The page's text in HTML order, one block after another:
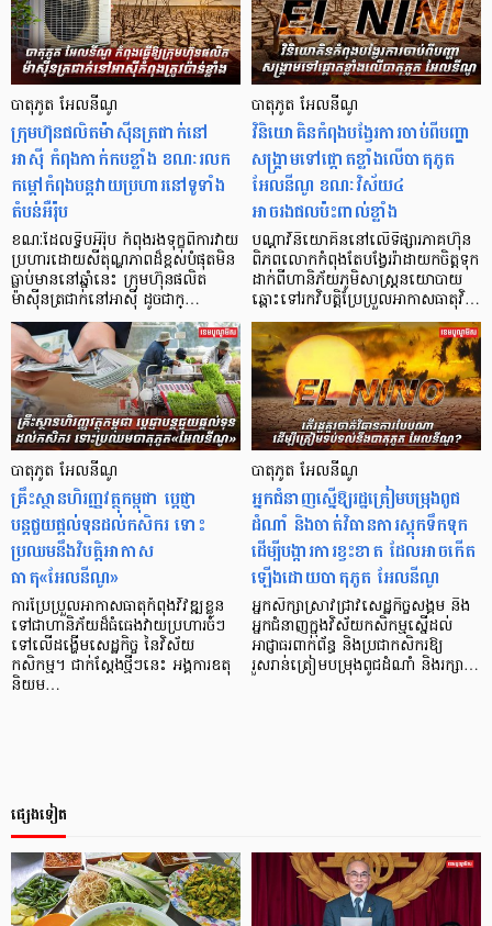
បាតុភូត អែលនីណូ
ក្រុមហ៊ុនផលិតម៉ាស៊ីនត្រជាក់នៅ
អាស៊ី កំពុងកាក់កបខ្លាំង ខណៈរលក
កម្ដៅកំពុងបន្ដវាយប្រហារនៅទូទាំង
តំបន់អឺរ៉ុប
ខណៈដែលទ្វីបអឺរ៉ុប កំពុងរងទុក្ខពីការវាយ
ប្រហារដោយសីតុណ្ហភាពដ៏ខ្ពស់បំផុតមិន
ធ្លាប់មាននៅឆ្នាំនេះ ក្រុមហ៊ុនផលិត
ម៉ាស៊ីនត្រជាក់នៅអាស៊ី ដូចជាក្…
បាតុភូត អែលនីណូ
វិនិយោគិនកំពុងបង្វែរការចាប់ពីបញ្ហា
សង្គ្រាមទៅផ្តោតខ្លាំងលើបាតុភូត
អែលនីណូ ខណៈវិស័យ៤
អាចរងផលប៉ះពាល់ខ្លាំង
បណ្ដាវិនិយោគិននៅលើទីផ្សារភាគហ៊ុន
ពិភពលោកកំពុងតែបង្វែររ៉ាដាយកចិត្តទុក
ដាក់ពីហានិភ័យភូមិសាស្ត្រនយោបាយ
ឆ្ពោះទៅរកវិបត្តិប្រែប្រួលអាកាសធាតុវិ…
បាតុភូត អែលនីណូ
គ្រឹះស្ថានហិរញ្ញវត្ថុកម្ពុជា ប្តេជ្ញា
បន្តជួយផ្តល់ទុនដល់កសិករ ទោះ
ប្រឈមនឹងវិបត្តិអាកាស
ធាតុ«អែលនីណូ»
ការប្រែប្រួលអាកាសធាតុកំពុងវិវឌ្ឍខ្លួន
ទៅជាហានិភ័យដ៏ធំធេងវាយប្រហារចំៗ
ទៅលើដង្ហើមសេដ្ឋកិច្ច នៃវិស័យ
កសិកម្ម។ ជាក់ស្តែងថ្មីៗនេះ អង្គការឧតុ
និយម…
បាតុភូត អែលនីណូ
អ្នកជំនាញស្នើឱ្យរដ្ឋត្រៀមបម្រុងពូជ
ដំណាំ និងចាត់វិធានការស្តុកទឹកទុក
ដើម្បីបង្ការការខ្វះខាត ដែលអាចកើត
ឡើងដោយបាតុភូត អែលនីណូ
អ្នកសិក្សាស្រាវជ្រាវសេដ្ឋកិច្ចសង្គម និង
អ្នកជំនាញក្នុងវិស័យកសិកម្មស្នើដល់
អាជ្ញាធរ​ពាក់ព័ន្ធ និងប្រជាកសិករឱ្យ
រួសរាន់ត្រៀមបម្រុងពូជដំណាំ និងរក្សា…
ផ្សេងទៀត